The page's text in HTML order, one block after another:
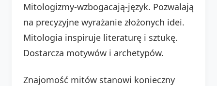
Mitologizmy-wzbogacają-język. Pozwalają
na precyzyjne wyrażanie złożonych idei.
Mitologia inspiruje literaturę i sztukę.
Dostarcza motywów i archetypów.
Znajomość mitów stanowi konieczny